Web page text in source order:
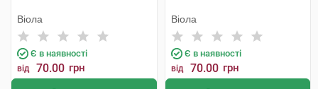
Віола
Є в наявності
від 70.00 грн
Віола
Є в наявності
від 70.00 грн